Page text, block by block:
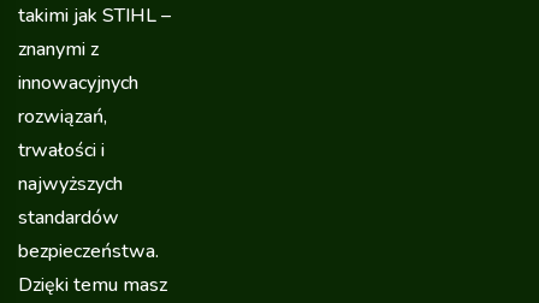
takimi jak STIHL –
znanymi z
innowacyjnych
rozwiązań,
trwałości i
najwyższych
standardów
bezpieczeństwa.
Dzięki temu masz